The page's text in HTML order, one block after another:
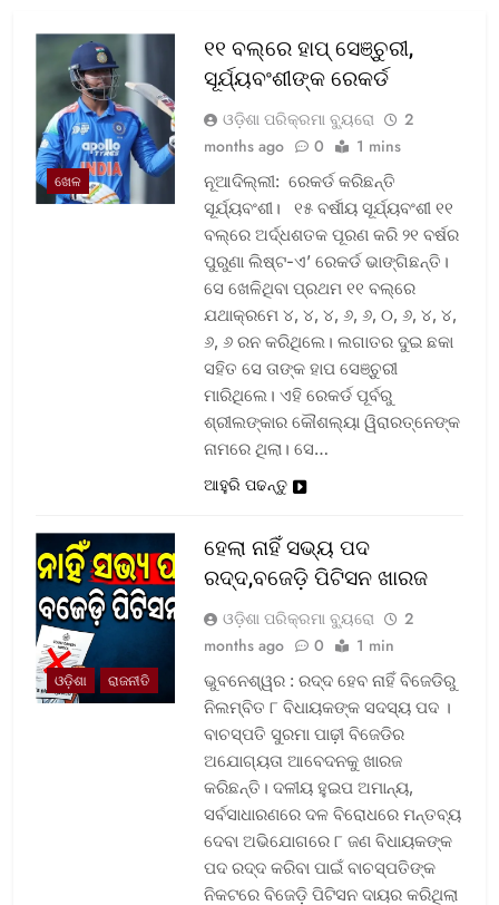
ଖେଳ
୧୧ ବଲ୍‌ରେ ହାପ୍ ସେଞ୍ଚୁରୀ,
ସୂର୍ଯ୍ୟବଂଶୀଙ୍କ ରେକର୍ଡ
ଓଡ଼ିଶା ପରିକ୍ରମା ବ୍ୟୁରୋ
2
months ago
0 1 mins
ନୂଆଦିଲ୍ଲୀ: ରେକର୍ଡ କରିଛନ୍ତି
ସୂର୍ଯ୍ୟବଂଶୀ। ୧୫ ବର୍ଷୀୟ ସୂର୍ଯ୍ୟବଂଶୀ ୧୧
ବଲ୍‌ରେ ଅର୍ଦ୍ଧଶତକ ପୂରଣ କରି ୨୧ ବର୍ଷର
ପୁରୁଣା ଲିଷ୍ଟ-ଏ’ ରେକର୍ଡ ଭାଙ୍ଗିଛନ୍ତି।
ସେ ଖେଳିଥିବା ପ୍ରଥମ ୧୧ ବଲ୍‌ରେ
ଯଥାକ୍ରମେ ୪, ୪, ୪, ୬, ୬, ୦, ୬, ୪, ୪,
୬, ୬ ରନ କରିଥିଲେ। ଲଗାତର ଦୁଇ ଛକା
ସହିତ ସେ ତାଙ୍କ ହାପ ସେଞ୍ଚୁରୀ
ମାରିଥିଲେ। ଏହି ରେକର୍ଡ ପୂର୍ବରୁ
ଶ୍ରୀଲଙ୍କାର କୌଶଲ୍ୟା ୱିରାରତ୍ନେଙ୍କ
ନାମରେ ଥିଲା। ସେ…
ଆହୁରି ପଢନ୍ତୁ
ଓଡ଼ିଶା ରାଜନୀତି
ହେଲା ନାହିଁ ସଭ୍ୟ ପଦ
ରଦ୍ଦ,ବଜେଡ଼ି ପିଟିସନ ଖାରଜ
ଓଡ଼ିଶା ପରିକ୍ରମା ବ୍ୟୁରୋ
2
months ago
0 1 min
ଭୁବନେଶ୍ୱର : ରଦ୍ଦ ହେବ ନାହିଁ ବିଜେଡିରୁ
ନିଲମ୍ବିତ ୮ ବିଧାୟକଙ୍କ ସଦସ୍ୟ ପଦ ।
ବାଚସ୍ପତି ସୁରମା ପାଢ଼ୀ ବିଜେଡିର
ଅଯୋଗ୍ୟତା ଆବେଦନକୁ ଖାରଜ
କରିଛନ୍ତି। ଦଳୀୟ ହୁଇପ ଅମାନ୍ୟ,
ସର୍ବସାଧାରଣରେ ଦଳ ବିରୋଧରେ ମନ୍ତବ୍ୟ
ଦେବା ଅଭିଯୋଗରେ ୮ ଜଣ ବିଧାୟକଙ୍କ
ପଦ ରଦ୍ଦ କରିବା ପାଇଁ ବାଚସ୍ପତିଙ୍କ
ନିକଟରେ ବିଜେଡ଼ି ପିଟିସନ ଦାୟର କରିଥିଲା